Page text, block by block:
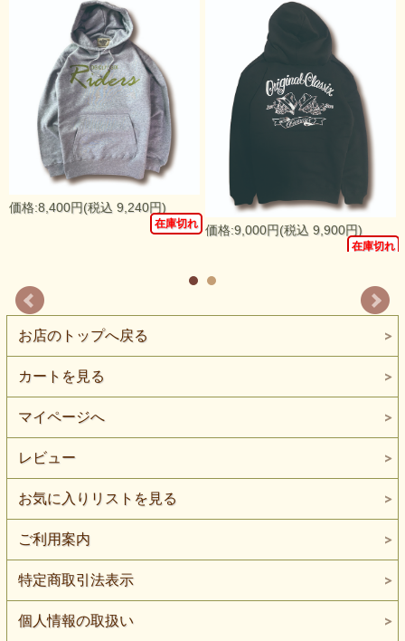
価格:8,400円(税込 9,240円)
在庫切れ
価格:9,000円(税込 9,900円)
在庫切れ
お店のトップへ戻る
カートを見る
マイページへ
レビュー
お気に入りリストを見る
ご利用案内
特定商取引法表示
個人情報の取扱い